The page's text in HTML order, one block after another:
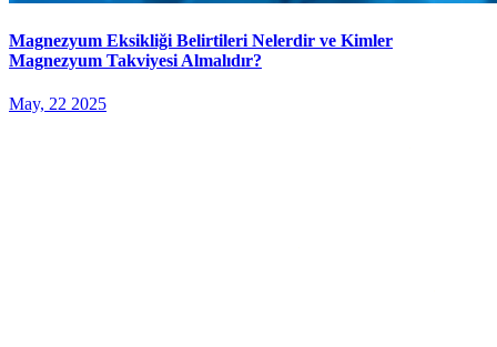
Magnezyum Eksikliği Belirtileri Nelerdir ve Kimler
Magnezyum Takviyesi Almalıdır?
May, 22 2025